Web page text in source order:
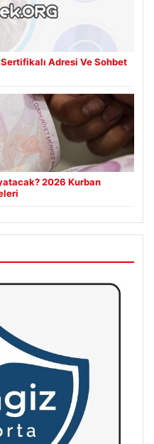
Adresi Ve Sohbet
2026 Kurban